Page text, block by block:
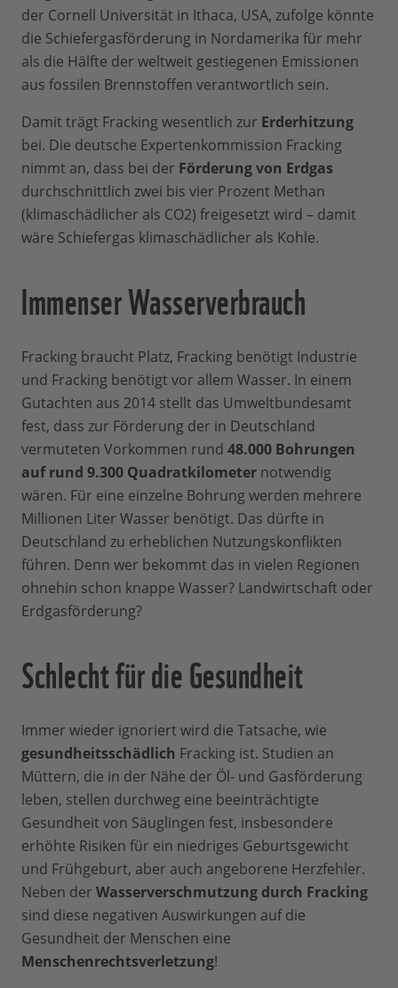
der Cornell Universität in Ithaca, USA, zufolge könnte
die Schiefergasförderung in Nordamerika für mehr
als die Hälfte der weltweit gestiegenen Emissionen
aus fossilen Brennstoffen verantwortlich sein.
Damit trägt Fracking wesentlich zur Erderhitzung
bei. Die deutsche Expertenkommission Fracking
nimmt an, dass bei der Förderung von Erdgas
durchschnittlich zwei bis vier Prozent Methan
(klimaschädlicher als CO2) freigesetzt wird – damit
wäre Schiefergas klimaschädlicher als Kohle.
Immenser Wasserverbrauch
Fracking braucht Platz, Fracking benötigt Industrie
und Fracking benötigt vor allem Wasser. In einem
Gutachten aus 2014 stellt das Umweltbundesamt
fest, dass zur Förderung der in Deutschland
vermuteten Vorkommen rund 48.000 Bohrungen
auf rund 9.300 Quadratkilometer notwendig
wären. Für eine einzelne Bohrung werden mehrere
Millionen Liter Wasser benötigt. Das dürfte in
Deutschland zu erheblichen Nutzungskonflikten
führen. Denn wer bekommt das in vielen Regionen
ohnehin schon knappe Wasser? Landwirtschaft oder
Erdgasförderung?
Schlecht für die Gesundheit
Immer wieder ignoriert wird die Tatsache, wie
gesundheitsschädlich Fracking ist. Studien an
Müttern, die in der Nähe der Öl- und Gasförderung
leben, stellen durchweg eine beeinträchtigte
Gesundheit von Säuglingen fest, insbesondere
erhöhte Risiken für ein niedriges Geburtsgewicht
und Frühgeburt, aber auch angeborene Herzfehler.
Neben der Wasserverschmutzung durch Fracking
sind diese negativen Auswirkungen auf die
Gesundheit der Menschen eine
Menschenrechtsverletzung!